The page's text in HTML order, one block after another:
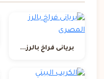
بريانى فراخ بالرز...